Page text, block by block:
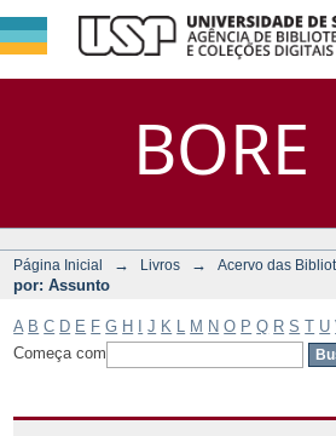
BORE
Filtrar
Assunto
DSpace/Manakin +
Página Inicial → Livros → Acervo das
por: Assunto
A B C D E F G H J K M N O P Q R S T U
Começa com